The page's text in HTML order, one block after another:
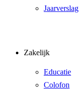
Jaarverslag
Zakelijk
Educatie
Colofon